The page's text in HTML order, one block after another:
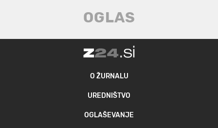
O ŽURNALU
UREDNIŠTVO
OGLAŠEVANJE